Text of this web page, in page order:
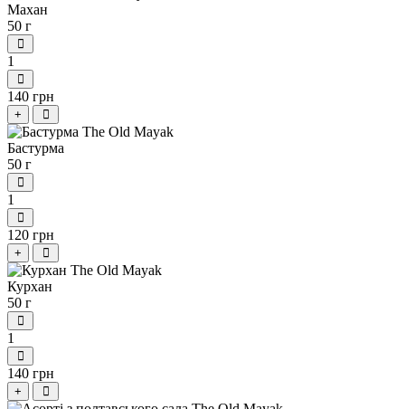
Махан
50 г
1
140 грн
+
Бастурма
50 г
1
120 грн
+
Курхан
50 г
1
140 грн
+